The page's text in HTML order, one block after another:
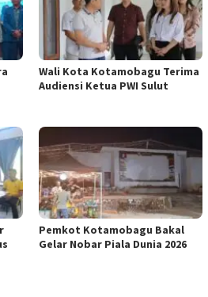
Wali Kota Kotamobagu Terima
Audiensi Ketua PWI Sulut
Pemkot Kotamobagu Bakal
Gelar Nobar Piala Dunia 2026